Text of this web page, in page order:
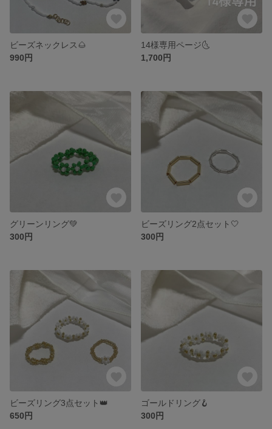
ビーズネックレス🌰
990円
14様専用ページ🌜
1,700円
グリーンリング💚
300円
ビーズリング2点セット🤍
300円
ビーズリング3点セット👑
650円
ゴールドリング🪝
300円